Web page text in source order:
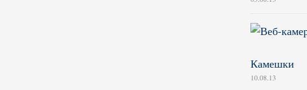
Камешки
10.08.13